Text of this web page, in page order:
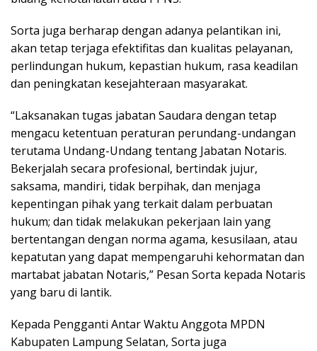
Sorta juga berharap dengan adanya pelantikan ini,
akan tetap terjaga efektifitas dan kualitas pelayanan,
perlindungan hukum, kepastian hukum, rasa keadilan
dan peningkatan kesejahteraan masyarakat.
“Laksanakan tugas jabatan Saudara dengan tetap
mengacu ketentuan peraturan perundang-undangan
terutama Undang-Undang tentang Jabatan Notaris.
Bekerjalah secara profesional, bertindak jujur,
saksama, mandiri, tidak berpihak, dan menjaga
kepentingan pihak yang terkait dalam perbuatan
hukum; dan tidak melakukan pekerjaan lain yang
bertentangan dengan norma agama, kesusilaan, atau
kepatutan yang dapat mempengaruhi kehormatan dan
martabat jabatan Notaris,” Pesan Sorta kepada Notaris
yang baru di lantik.
Kepada Pengganti Antar Waktu Anggota MPDN
Kabupaten Lampung Selatan, Sorta juga